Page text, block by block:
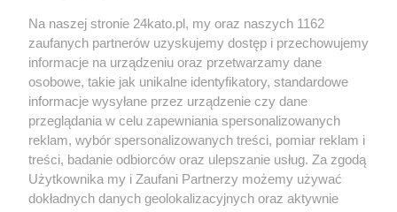
Wydawca mediów lokalnych
Nie zapomnij
zapoznać się z:
polityką prywatności regulamin korzystania z portali
Twojemiasto Skontakuj sięz nami
Na naszej stronie 24kato.pl, my oraz naszych 1162
zaufanych partnerów uzyskujemy dostęp i przechowujemy
informacje na urządzeniu oraz przetwarzamy dane
osobowe, takie jak unikalne identyfikatory, standardowe
informacje wysyłane przez urządzenie czy dane
przeglądania w celu zapewniania spersonalizowanych
reklam, wybór spersonalizowanych treści, pomiar reklam i
treści, badanie odbiorców oraz ulepszanie usług. Za zgodą
Użytkownika my i Zaufani Partnerzy możemy używać
dokładnych danych geolokalizacyjnych oraz aktywnie